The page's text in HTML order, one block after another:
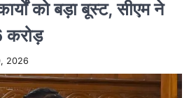
को बड़ा बूस्ट, सीएम ने
करोड़
2026